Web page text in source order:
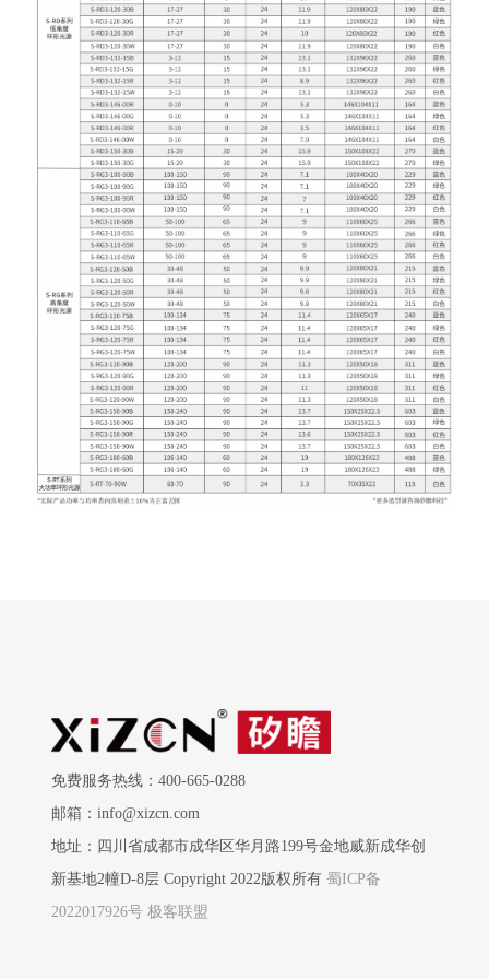
免费服务热线：400-665-0288
邮箱：info@xizcn.com
地址：四川省成都市成华区华月路199号金地威新成华创
新基地2幢D-8层 Copyright 2022版权所有蜀ICP备
2022017926号 极客联盟